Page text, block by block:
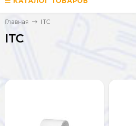
Главная ITC
ITC